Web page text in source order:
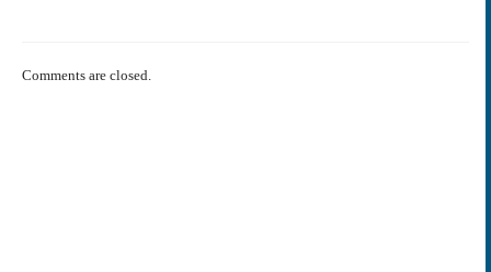
Comments are closed.